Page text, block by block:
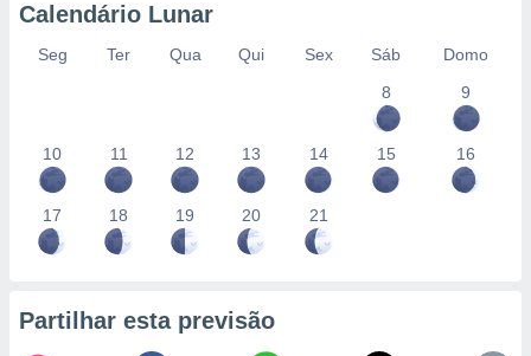
Calendário Lunar
Seg Ter Qua Qui Sex Sáb
Domo
8
9
10 11 12 13 14 15 16
17 18 19 20 21
Partilhar esta previsão